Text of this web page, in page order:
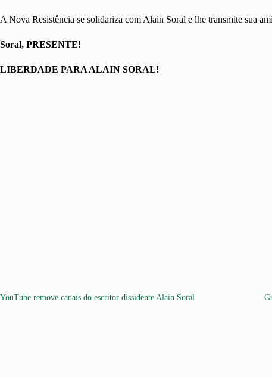
A Nova Resistência se solidariza com Alain Soral e lhe transmite sua
Soral, PRESENTE!
LIBERDADE PARA ALAIN SORAL!
YouTube remove canais do escritor dissidente Alain Soral